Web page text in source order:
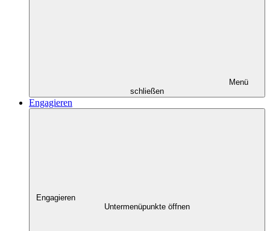
Menü
schließen
Engagieren
Engagieren
Untermenüpunkte öffnen